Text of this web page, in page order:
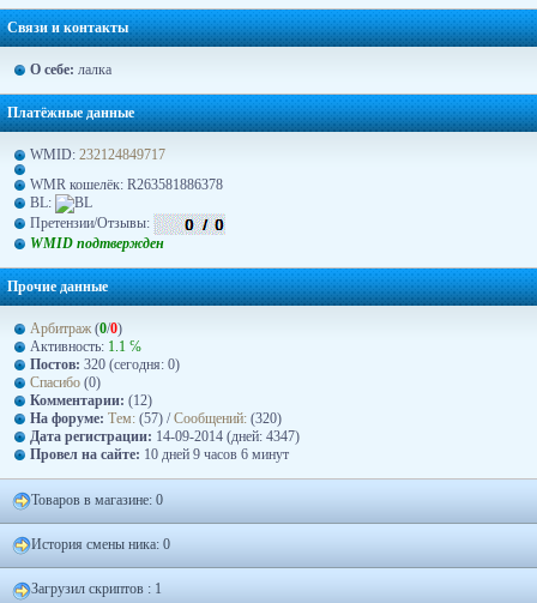
Связи и контакты
О себе: лалка
Платёжные данные
WMID: 232124849717
WMR кошелёк: R263581886378
BL:
Претензии/Отзывы:
WMID подтвержден
Прочие данные
Арбитраж (0/0)
Активность: 1.1 ℅
Постов: 320 (сегодня: 0)
Спасибо (0)
Комментарии: (12)
На форуме: Тем: (57) /Сообщений: (320)
Дата регистрации: 14-09-2014 (дней: 4347)
Провел на сайте: 10 дней 9 часов 6 минут
Товаров в магазине: 0
История смены ника: 0
Загрузил скриптов : 1